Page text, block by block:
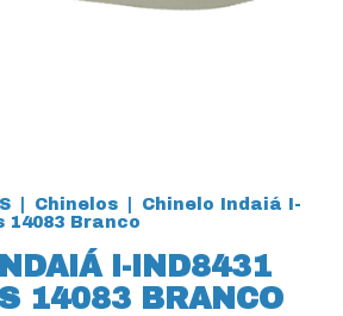
Chinelos
Chinelo Indaiá I-
14083 Branco
I-IND8431
14083 BRANCO